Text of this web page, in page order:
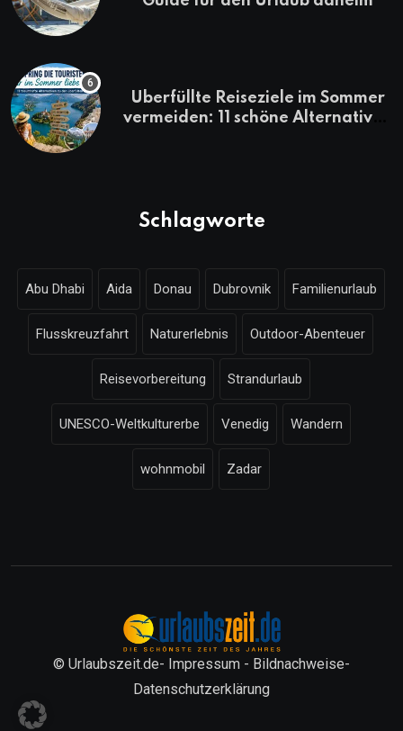
Überfüllte Reiseziele im Sommer
vermeiden: 11 schöne Alternativen
Schlagworte
Abu Dhabi Aida Donau Dubrovnik Familienurlaub
Flusskreuzfahrt Naturerlebnis Outdoor-Abenteuer
Reisevorbereitung Strandurlaub
UNESCO-Weltkulturerbe Venedig Wandern
wohnmobil Zadar
© Urlaubszeit.de- Impressum - Bildnachweise-
Datenschutzerklärung